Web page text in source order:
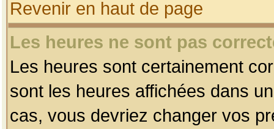
Revenir en haut de page
Les heures ne sont pas
Les heures sont certainement
sont les heures affichées dans
cas, vous devriez changer vos